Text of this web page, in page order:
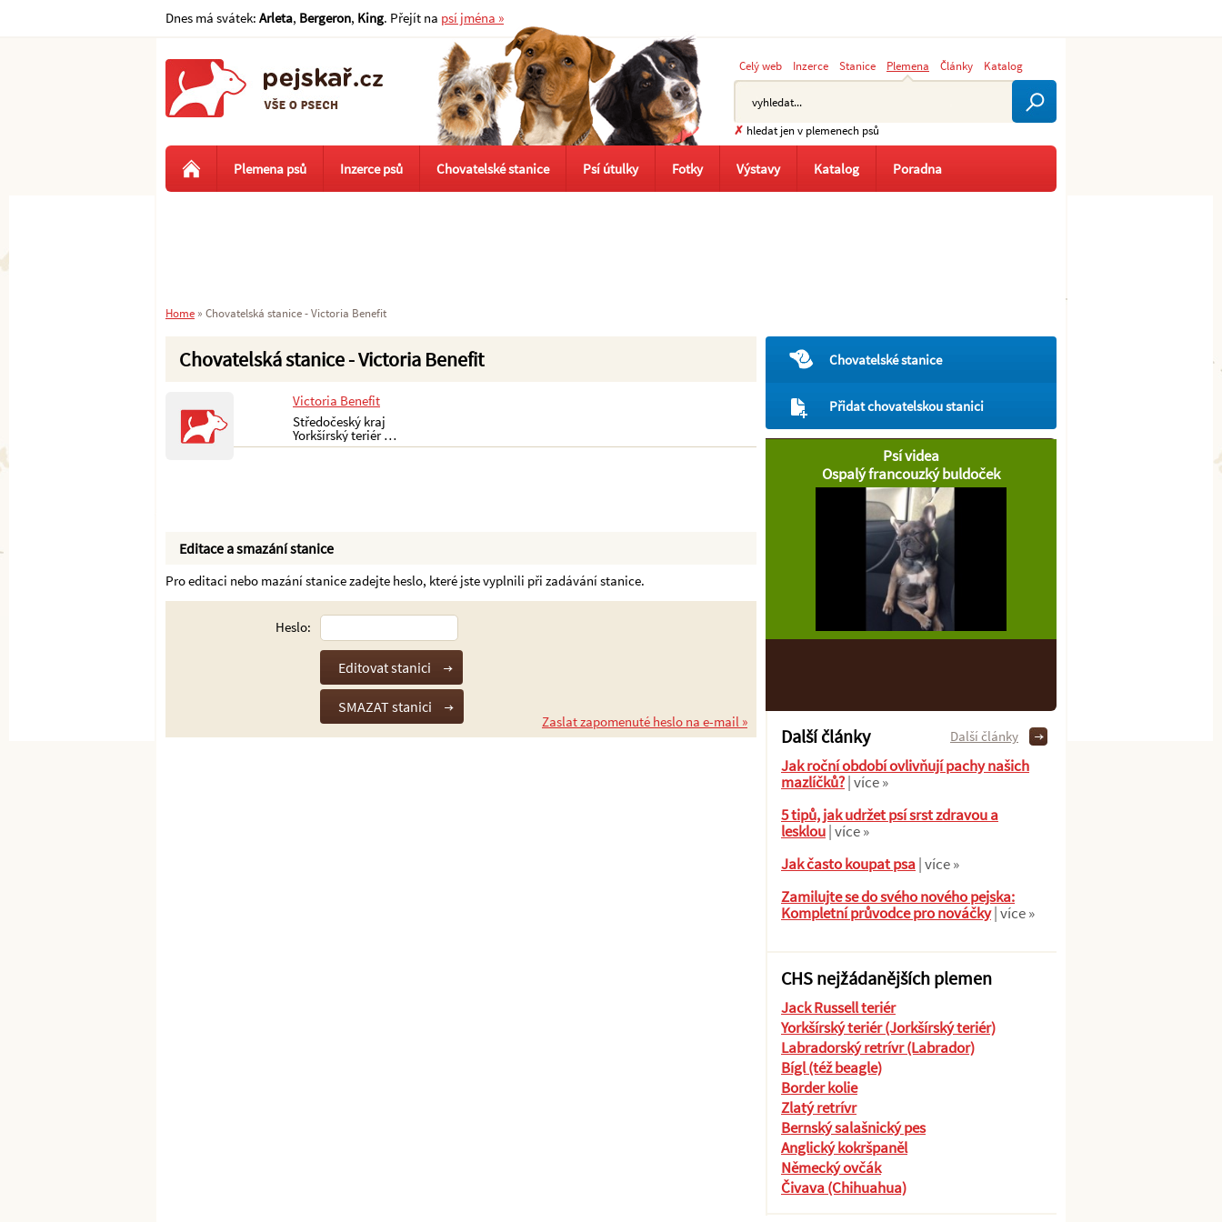
Chovatelská stanice - Victoria Benefit
Victoria Benefit
Středočeský kraj
Yorkšírský teriér …
Editace a smazání stanice
Pro editaci nebo mazání stanice zadejte heslo, které jste vyplnili při zadávání stanice.
Heslo:
Zaslat zapomenuté heslo na e-mail »
Chovatelské stanice
Přidat chovatelskou stanici
Psí videa
Ospalý francouzký buldoček
Další články
Jak roční období ovlivňují pachy našich
mazlíčků?| více »
5 tipů, jak udržet psí srst zdravou a
lesklou| více »
Jak často koupat psa| více »
Zamilujte se do svého nového pejska:
Kompletní průvodce pro nováčky| více »
Další články
CHS nejžádanějších plemen
Jack Russell teriér
Yorkšírský teriér (Jorkšírský teriér)
Labradorský retrívr (Labrador)
Bígl (též beagle)
Border kolie
Zlatý retrívr
Bernský salašnický pes
Anglický kokršpaněl
Německý ovčák
Čivava (Chihuahua)
Celý web Inzerce Stanice Plemena Články Katalog
✗ hledat jen v plemenech psů
Plemena psů Inzerce psů Chovatelské stanice Psí útulky Fotky Výstavy Katalog Poradna
Home » Chovatelská stanice - Victoria Benefit
Dnes má svátek: Arleta, Bergeron, King. Přejít na psí jména »